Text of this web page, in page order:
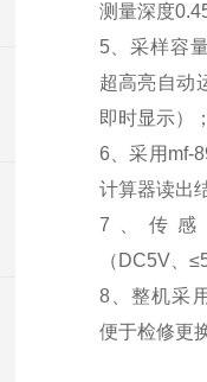
测量深度
5、采样容
超高亮自动
即时显示）
6、采用mf-
计算器读出
7、传感
（DC5V、
8、整机采
便于检修更